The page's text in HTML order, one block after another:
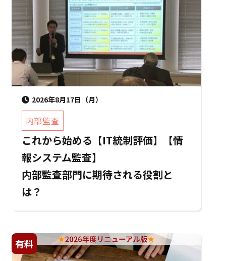
2026年8月17日（月）
内部監査
これから始める【IT統制評価】【情
報システム監査】
内部監査部門に期待される役割と
は？
有料